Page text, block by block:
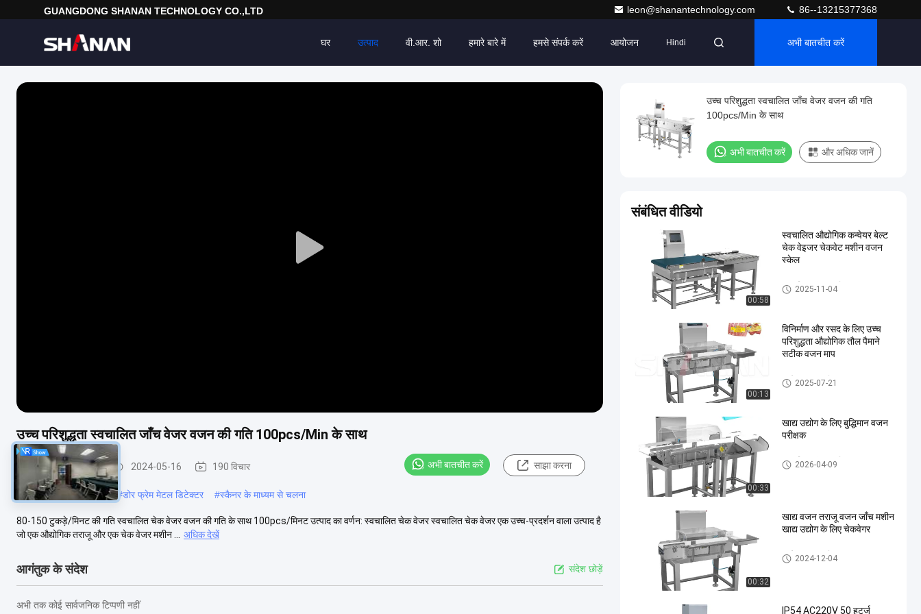
GUANGDONG SHANAN TECHNOLOGY CO.,LTD leon@shanantechnology.com 86--13215377368
घर उत्पाद वी.आर. शो हमारे बारे में हमसे संपर्क करें आयोजन Hindi अभी बातचीत करें
Play
उच्च परिशुद्धता स्वचालित जाँच वेजर वजन की गति 100pcs/Min के साथ
स्वचालित जांच वजनी 2024-05-16 190 विचार अभी बातचीत करें साझा करना
#सुरक्षा गार्ड मेटल डिटेक्टर #डोर फ्रेम मेटल डिटेक्टर #स्कैनर के माध्यम से चलना
80-150 टुकड़े/मिनट की गति स्वचालित चेक वेजर वजन की गति के साथ 100pcs/मिनट उत्पाद का वर्णन: स्वचालित चेक वेजर स्वचालित चेक वेजर एक उच्च-प्रदर्शन वाला उत्पाद है
जो एक औद्योगिक तराजू और एक चेक वेजर मशीन ...
अधिक देखें
आगंतुक के संदेश संदेश छोड़ें
अभी तक कोई सार्वजनिक टिप्पणी नहीं
उच्च परिशुद्धता स्वचालित जाँच वेजर वजन की गति
100pcs/Min के साथ
अभी बातचीत करें और अधिक जानें
संबंधित वीडियो
00:58
स्वचालित औद्योगिक कन्वेयर बेल्ट
चेक वेइजर चेकवेट मशीन वजन
स्केल
स्वचालित जांच वजनी
2025-11-04
00:13
विनिर्माण और रसद के लिए उच्च
परिशुद्धता औद्योगिक तौल पैमाने
सटीक वजन माप
कन्वेयर वजन परीक्षक
2025-07-21
00:33
खाद्य उद्योग के लिए बुद्धिमान वजन
परीक्षक
स्वचालित जांच वजनी
2026-04-09
00:32
खाद्य वजन तराजू वजन जाँच मशीन
खाद्य उद्योग के लिए चेकवेगर
कन्वेयर वजन परीक्षक
2024-12-04
IP54 AC220V 50 हर्ट्ज